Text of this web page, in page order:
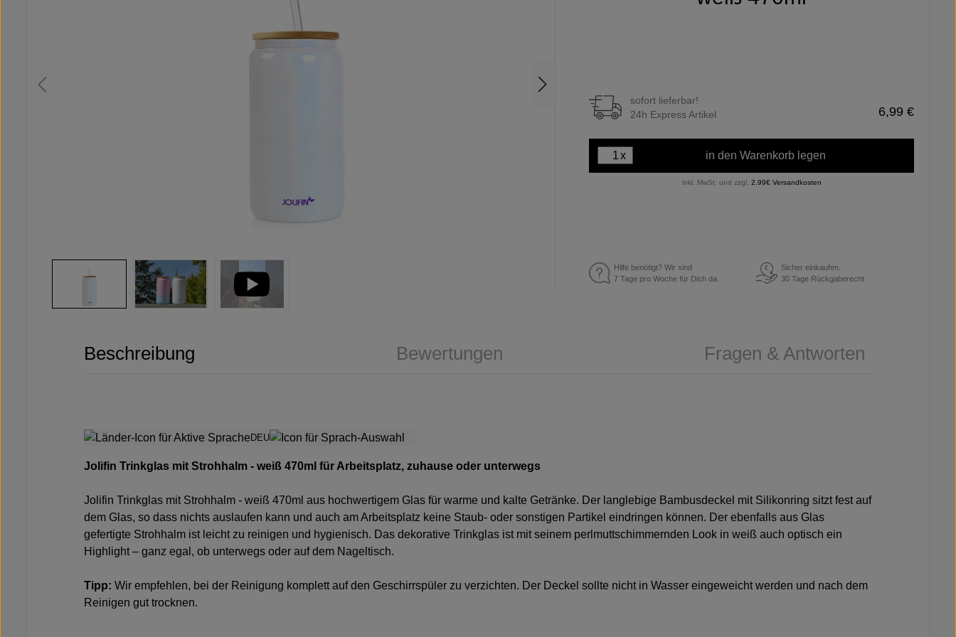
sofort lieferbar!
24h Express Artikel
6,99 €
x in den Warenkorb legen
inkl. MwSt. und zzgl. 2,99€ Versandkosten
Hilfe benötigt? Wir sind
7 Tage pro Woche für Dich da.
€
Sicher einkaufen.
30 Tage Rückgaberecht
Beschreibung Bewertungen Fragen & Antworten
DEU
Jolifin Trinkglas mit Strohhalm - weiß 470ml für Arbeitsplatz, zuhause oder unterwegs
Jolifin Trinkglas mit Strohhalm - weiß 470ml aus hochwertigem Glas für warme und kalte Getränke. Der langlebige Bambusdeckel mit Silikonring sitzt fest auf
dem Glas, so dass nichts auslaufen kann und auch am Arbeitsplatz keine Staub- oder sonstigen Partikel eindringen können. Der ebenfalls aus Glas
gefertigte Strohhalm ist leicht zu reinigen und hygienisch. Das dekorative Trinkglas ist mit seinem perlmuttschimmernden Look in weiß auch optisch ein
Highlight – ganz egal, ob unterwegs oder auf dem Nageltisch.
Tipp: Wir empfehlen, bei der Reinigung komplett auf den Geschirrspüler zu verzichten. Der Deckel sollte nicht in Wasser eingeweicht werden und nach dem
Reinigen gut trocknen.